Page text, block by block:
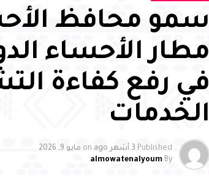
سمو محافظ
مطار الأحساء
في رفع كفاءة
الخدمات
Published 3 أشهر ago on مايو 9, 2026
By
almowatenalyoum